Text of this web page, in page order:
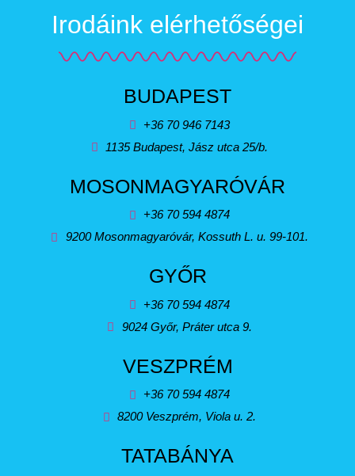
Irodáink elérhetőségei
BUDAPEST
+36 70 946 7143
1135 Budapest, Jász utca 25/b.
MOSONMAGYARÓVÁR
+36 70 594 4874
9200 Mosonmagyaróvár, Kossuth L. u. 99-101.
GYŐR
+36 70 594 4874
9024 Győr, Práter utca 9.
VESZPRÉM
+36 70 594 4874
8200 Veszprém, Viola u. 2.
TATABÁNYA